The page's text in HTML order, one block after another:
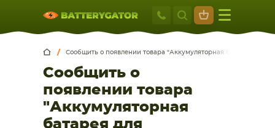
Москва
+7 495 414
г. Москва, ул. Ткацкая, 5с3 (м. Семеновская)
Обратный звонок
смартфона, планшета
Сообщить о появлении товара "Аккумуляторная батарея для
Сообщить о
появлении товара
"Аккумуляторная
батарея для